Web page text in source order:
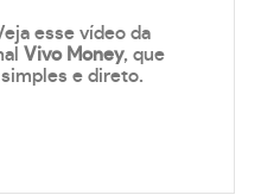
esse vídeo da
Vivo Money, que
e direto.